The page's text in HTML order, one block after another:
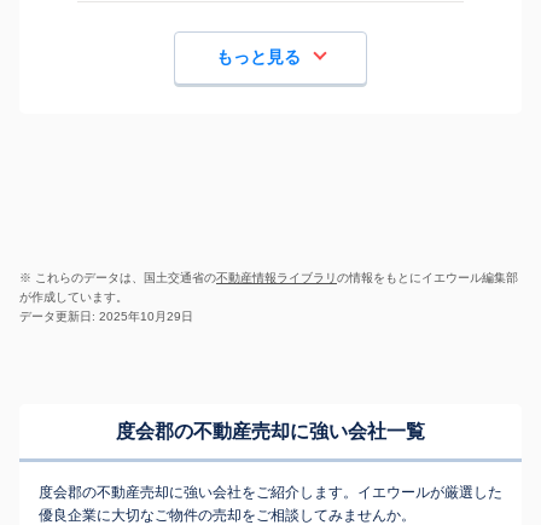
もっと見る
※ これらのデータは、国土交通省の不動産情報ライブラリの情報をもとにイエウール編集部
が作成しています。
データ更新日: 2025年10月29日
度会郡の不動産売却に強い会社一覧
度会郡の不動産売却に強い会社をご紹介します。イエウールが厳選した
優良企業に大切なご物件の売却をご相談してみませんか。